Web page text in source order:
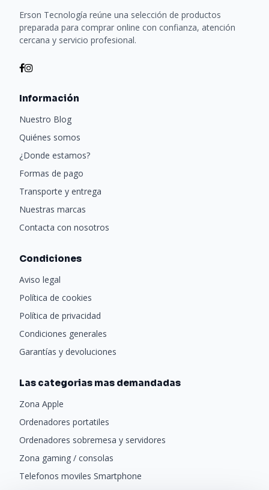
Erson Tecnología reúne una selección de productos
preparada para comprar online con confianza, atención
cercana y servicio profesional.
Información
Nuestro Blog
Quiénes somos
¿Donde estamos?
Formas de pago
Transporte y entrega
Nuestras marcas
Contacta con nosotros
Condiciones
Aviso legal
Política de cookies
Política de privacidad
Condiciones generales
Garantías y devoluciones
Las categorias mas demandadas
Zona Apple
Ordenadores portatiles
Ordenadores sobremesa y servidores
Zona gaming / consolas
Telefonos moviles Smartphone